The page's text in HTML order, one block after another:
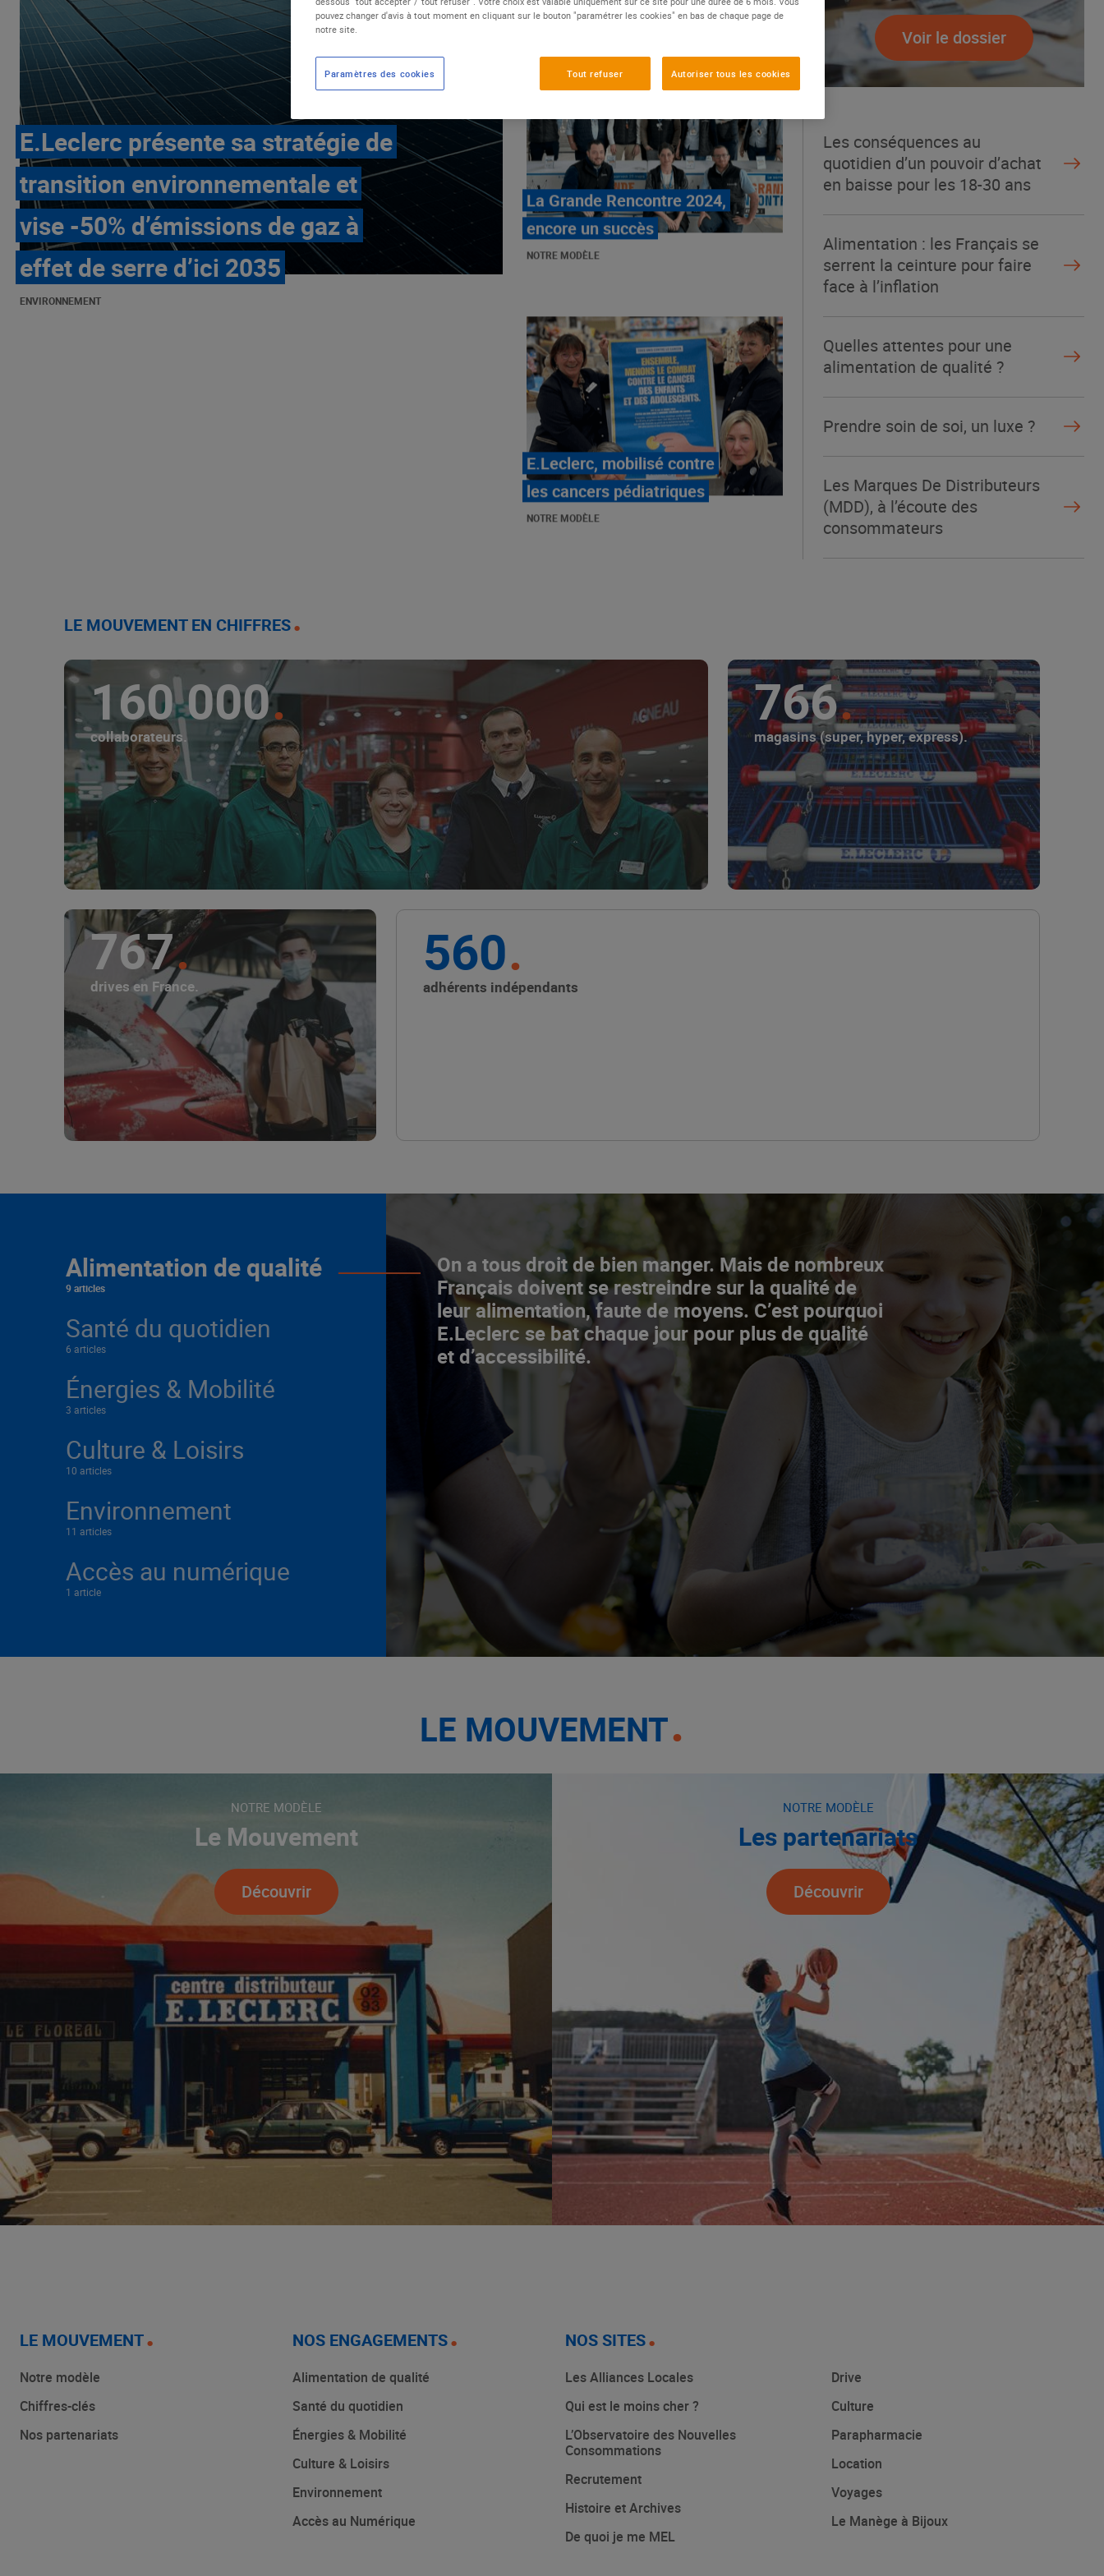
E.Leclerc présente sa stratégie de
transition environnementale et
vise -50% d’émissions de gaz à
effet de serre d’ici 2035
ENVIRONNEMENT
E.Leclerc, mobilisé contre
les cancers pédiatriques
NOTRE MODÈLE
LE MOUVEMENT
E.LECLERC ET SES
COMBATS
NOTRE MODÈLE
« Repérage » - La nouvelle
revue de tendances de
Marque Repère
ALIMENTATION DE QUALITÉ
producteurs avec les
L’ascenceur social
fonctionne chez E.Leclerc !
NOTRE MODÈLE
La Grande Rencontre 2024,
Voir le dossier
Les conséquences au
quotidien d’un pouvoir d’achat
en baisse pour les 18-30 ans
Alimentation : les Français se
serrent la ceinture pour faire
face à l’inflation
Quelles attentes pour une
alimentation de qualité ?
Prendre soin de soi, un luxe ?
Les Marques De Distributeurs
(MDD), à l’écoute des
consommateurs
LE MOUVEMENT EN CHIFFRES
160 000
collaborateurs.
766
magasins (super, hyper, express).
767
drives en France.
560
adhérents indépendants
Alimentation de qualité
9 articles
On a tous droit de bien manger. Mais de nombreux
Français doivent se restreindre sur la qualité de
leur alimentation, faute de moyens. C’est pourquoi
E.Leclerc se bat chaque jour pour plus de qualité
et d’accessibilité.
Santé du quotidien
6 articles
Énergies & Mobilité
3 articles
Culture & Loisirs
10 articles
Environnement
11 articles
Accès au numérique
1 article
LE MOUVEMENT
NOTRE MODÈLE
Le Mouvement
Découvrir
NOTRE MODÈLE
Les partenariats
Découvrir
LE MOUVEMENT
Notre modèle
Chiffres-clés
Nos partenariats
NOS ENGAGEMENTS
Alimentation de qualité
Santé du quotidien
Énergies & Mobilité
Culture & Loisirs
Environnement
Accès au Numérique
NOS SITES
Les Alliances Locales
Qui est le moins cher ?
L’Observatoire des Nouvelles
Consommations
Recrutement
Histoire et Archives
De quoi je me MEL
Drive
Culture
Parapharmacie
Location
Voyages
Le Manège à Bijoux
pouvez changer d'avis à tout moment en cliquant sur le bouton "paramétrer les cookies" en bas de chaque page de
notre site.
Tout refuser Autoriser tous les cookies
Paramètres des cookies